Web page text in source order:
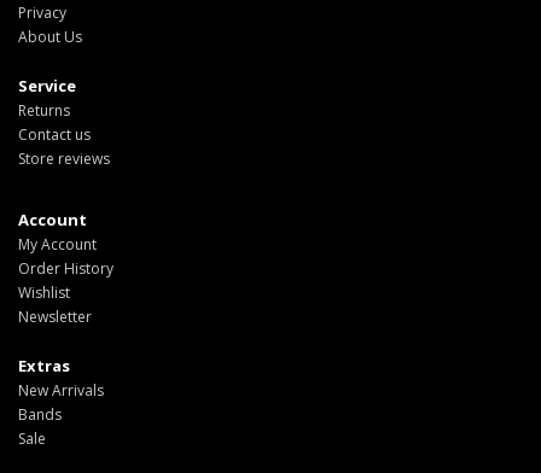
Privacy
About Us
Service
Returns
Contact us
Store reviews
Account
My Account
Order History
Wishlist
Newsletter
Extras
New Arrivals
Bands
Sale